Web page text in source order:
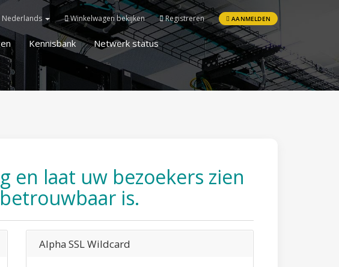
Nederlands Winkelwagen bekijken Registreren AANMELDEN
Kennisbank Netwerk status
en laat uw bezoekers zien
is.
Alpha SSL Wildcard